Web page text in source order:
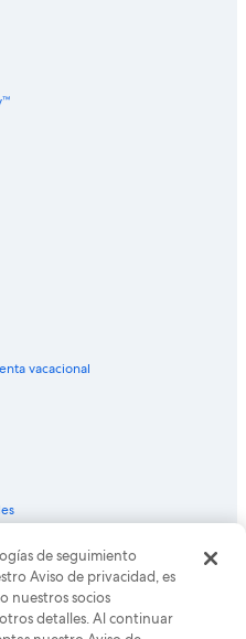
Beach
Beach
Beach
Melbourne Beach
vacacional
Expedia Group. Todos los
de Expedia son marcas
Expedia, Inc. CST# 2029030-50.
de seguimiento
Aviso de privacidad, es
nuestros socios
detalles. Al continuar